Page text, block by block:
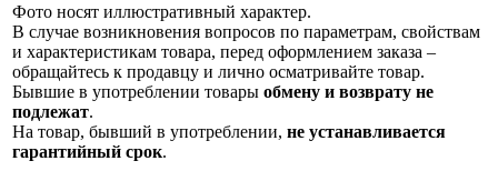
Фото носят иллюстративный характер.
В случае возникновения вопросов по параметрам, свойствам
и характеристикам товара, перед оформлением заказа –
обращайтесь к продавцу и лично осматривайте товар.
Бывшие в употреблении товары обмену и возврату не
подлежат.
На товар, бывший в употреблении, не устанавливается
гарантийный срок.